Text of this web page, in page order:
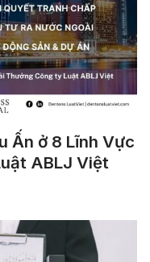
Ấn ở 8 Lĩnh Vực
ABLJ Việt